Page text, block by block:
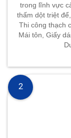
trong lĩnh vực
thấm dột triệt
Thi công thạch
Mái tôn, Giấy
2